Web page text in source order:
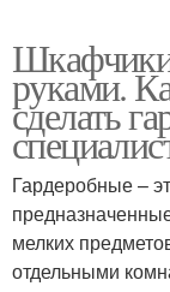
Шкафчики
руками.
сделать
Гардеробные –
мелких
отдельными